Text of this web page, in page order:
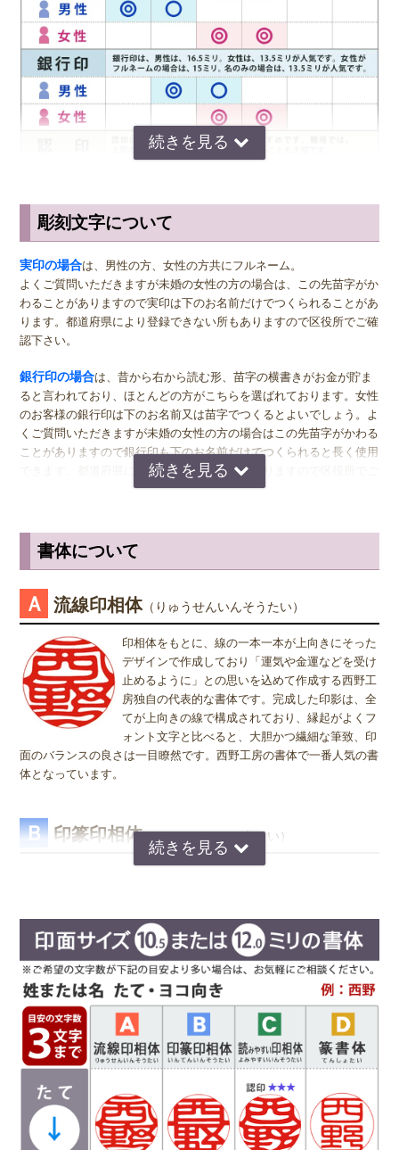
し、チタンはどんな人でも持つことができる人体にやさしい金属で
す。チタンはインプラント治療や金属アレルギー用のアクセサリー類
にも使われている素材で、誰でも安心して使うことができます。
◆ 耐熱・強度でも安心なチタン
チタンは融点が1668℃と高いため、耐熱性にも非常に優れていま
チタンは強度という意味でもかなり丈夫です。ふとした瞬間に印鑑の
側面に細かな傷がついてしまうことはありますが、 落としたりぶつ
けたりしたくらいであれば印影が歪んでしまうような大きな傷になる
ことはありません。 変形が起こりにくく傷もつきにくいとあれば、
やはりチタンは大切な印鑑に向いていますね。
◆ チタンはお手入れも簡単
朱肉汚れはもちろん炎の煤や泥汚れが印鑑についてしまったとして
も、指や歯ブラシで水洗いすれば簡単に汚れを落とすことができま
す。 通常、印鑑は決して水洗いしてはならないといわれますが、そ
れは柘や水牛などの印鑑は水で洗うと乾燥する際にひび割れてしまう
からです。 チタンの印鑑であればその心配もないため、印鑑として
長く使う上では大きなメリットです。 さらにチタンは海水でも錆び
◆ チタンの印鑑の保管方法
チタンの印鑑は傷がつきにくく錆びないという性質を持っているた
め、手入れも保管も手間がかかりません。 ほかの印鑑が水洗い禁止
であるのに対し、チタンの印鑑だけは水洗いしても何の問題もありま
せん。 印鑑が朱肉で汚れたら、その都度指や柔らかい歯ブラシで水
洗いしましょう。簡単に汚れを落とすことができます。 保管方法
も、きれいに汚れを落として専用の印鑑ケースに入れておけば問題あ
りません。
サイズ選びのアドバイス
実印の男性用は、堂々とした大きいサイズの直径16.5ミリまたは18.0
ミリがおすすめです。女性用の実印でフルネームの場合は、15.0ミ
リ。女性用の実印で名のみの場合は、13.5ミリがおすすめです。女性
の方でご結婚されている場合は、ご主人様より小さいものをお選びに
なるのが一般的ですが、同じ大きさの実印でも問題ございません。女
女関係なく大きいものをおすすめします。代表者としての実印をお作
り下さい。印材によっては、21.0ミリもご用意しています。ご入用の
際は、各商品ページにてご確認ください。
銀行印の男性用は、16.5ミリがおすすめです。女性用は、13.5ミリ
小さ目の10.5ミリが無難かもしれません。女性用は、10.5ミリがおす
すめです。
※実印・銀行印・認印の表記は、当店で分類上分けさせて頂いており
ますが、銀行印をご注文された場合でも、実印や認印として、また
も問題ありません。ご使用用途は、お客様のご判断でご使用頂けま
す。
彫刻文字について
実印の場合は、男性の方、女性の方共にフルネーム。
よくご質問いただきますが未婚の女性の方の場合は、この先苗字がか
わることがありますので実印は下のお名前だけでつくられることがあ
ります。都道府県により登録できない所もありますので区役所でご確
認下さい。
銀行印の場合は、昔から右から読む形、苗字の横書きがお金が貯ま
ると言われており、ほとんどの方がこちらを選ばれております。女性
のお客様の銀行印は下のお名前又は苗字でつくるとよいでしょう。よ
くご質問いただきますが未婚の女性の方の場合はこの先苗字がかわる
ことがありますので銀行印も下のお名前だけでつくられると長く使用
できます。都道府県により登録できない所もありますので区役所でご
が書いてあるのか読めるほうがいいかと思いますので当店では風格を
出すならテンショ体、味わい深いものなら読みやすい印相体をオスス
姓または名で、漢字1文字のお客様
『書体』をお選び頂く際、漢字一文字のお客様の場合は "たて" "ヨ
コ" どちらを選択すればよいのかお問い合わせを頂きます。 "たて"
"ヨコ" どちらを選んで頂いても、選択によりデザインが変わること
はございませんので "たて" "ヨコ" どちらかをご選択願います。
書体について
Ａ 流線印相体（りゅうせんいんそうたい）
印相体をもとに、線の一本一本が上向きにそった
デザインで作成しており「運気や金運などを受け
止めるように」との思いを込めて作成する西野工
房独自の代表的な書体です。完成した印影は、全
てが上向きの線で構成されており、縁起がよくフ
ォント文字と比べると、大胆かつ繊細な筆致、印
面のバランスの良さは一目瞭然です。西野工房の書体で一番人気の書
体となっています。
Ｂ 印篆印相体 （いんてんいんそうたい）
ンスをとるのが難しいのですが、独自の作風で文
字を折り曲げ、空間を埋めるデザインが特徴で
す。直線基調の印影は、気品があり上品な印象で
好まれています。定評のある西野センスで全体のバランスを整え枠内
に収めます。
Ｃ読みやすい印相体(よみやすいいんそうたい)
印相体を読みやすくした西野工房独自の書体で
す。認印によく使用され、他の書体より判読性が
高い書体になり、社内文書などの確認印としての